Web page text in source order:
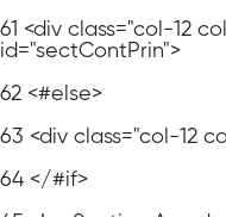
61 <div class="col-12
id="sectContPrin">
62 <#else>
63 <div class="col-12
64 </#if>